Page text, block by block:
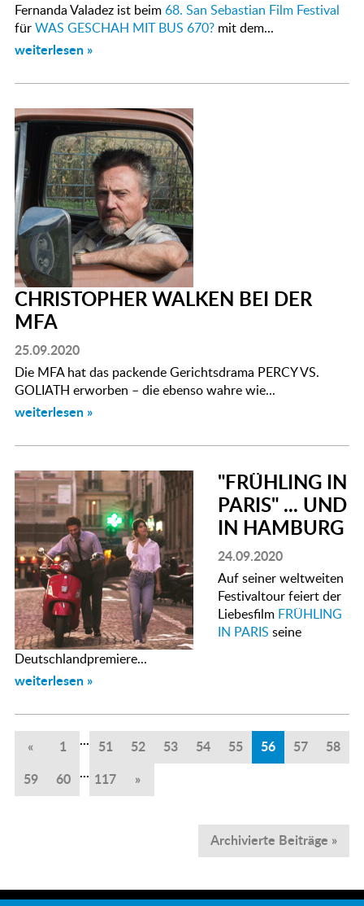
Fernanda Valadez ist beim68. San Sebastian Film Festival
fürWAS GESCHAH MIT BUS 670?mit dem...
weiterlesen »
CHRISTOPHER WALKEN BEI DER
MFA
25.09.2020
Die MFA hat das packende Gerichtsdrama PERCY VS.
GOLIATH erworben – die ebenso wahre wie...
weiterlesen »
"FRÜHLING IN
PARIS" ... UND
IN HAMBURG
24.09.2020
Auf seiner weltweiten
Festivaltour feiert der
Liebesfilm FRÜHLING
IN PARIS seine
Deutschlandpremiere...
weiterlesen »
« 1 ... 51 52 53 54 55 56 57
58
59
60 ... 117 »
Archivierte Beiträge »